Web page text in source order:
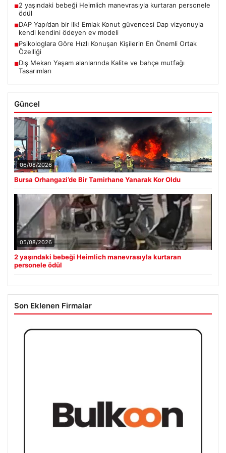
■2 yaşındaki bebeği Heimlich manevrasıyla kurtaran personele
ödül
■DAP Yapı’dan bir ilk! Emlak Konut güvencesi Dap vizyonuyla
kendi kendini ödeyen ev modeli
■Psikologlara Göre Hızlı Konuşan Kişilerin En Önemli Ortak
Özelliği
■Dış Mekan Yaşam alanlarında Kalite ve bahçe mutfağı
Tasarımları
Güncel
06/08/2026
Bursa Orhangazi’de Bir Tamirhane Yanarak Kor Oldu
05/08/2026
2 yaşındaki bebeği Heimlich manevrasıyla kurtaran
personele ödül
Son Eklenen Firmalar